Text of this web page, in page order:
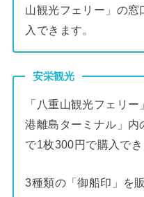
山観光フェリー」の
入できます。
安栄観光
「八重山観光フェリ
港離島ターミナル」内
で1枚300円で購入でき
3種類の「御船印」を